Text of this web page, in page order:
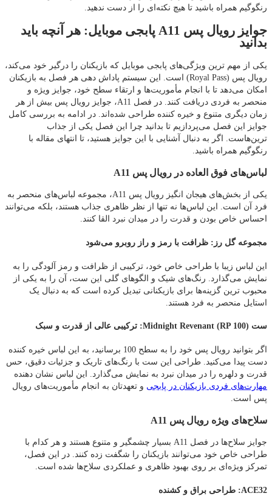
رنگوگیم همراه باشید تا هیچ نکته‌ای را از دست ندهید.
جوایز رویال پس A11 پابجی موبایل: هر آنچه باید
بدانید
یکی از مهم‌ ترین ویژگی‌های پابجی موبایل که بازیکنان را درگیر خود می‌کند،
رویال پس (Royal Pass) است. این سیستم پاداش‌ دهی هر فصل به بازیکنان
امکان می‌دهد تا با انجام مأموریت‌ها و ارتقاء سطح خود، جوایز ویژه و
منحصر به‌ فردی دریافت کنند. در فصل A11، جوایز رویال پس بیش از هر
زمان دیگری متنوع و خیره‌ کننده طراحی شده‌اند. در ادامه به بررسی کامل
جوایز این فصل می‌پردازیم تا بدانید چرا این فصل یکی از جذاب‌
ترین‌هاست. اگر به دنبال آشنایی با این جوایز هستید، تا انتهای مقاله با
رنگوگیم همراه باشید.
لباس‌های فوق‌ العاده در رویال پس A11
یکی از بخش‌های هیجان‌ انگیز رویال پس A11، مجموعه لباس‌های منحصر به‌
فرد آن است. این لباس‌ها نه تنها از نظر ظاهری جذاب هستند، بلکه می‌توانند
احساس خاص بودن و قدرت را در میدان نبرد القا کنند.
مجموعه گل رز: ظرافت با رمز و راز روبرو می‌شود
این لباس زیبا با طراحی خاص خود، ترکیبی از ظرافت و رمز آلودگی را به
نمایش می‌گذارد. رنگ‌های شیک و الگوهای گلی این ست، آن را به یکی از
محبوب‌ ترین گزینه‌ها برای بازیکنانی تبدیل کرده است که به دنبال یک
استایل منحصر به‌ فرد هستند.
ست Midnight Revenant (RP 100): ترکیبی عالی از قدرت و سبک
اگر بتوانید رویال پس خود را به سطح 100 برسانید، به این لباس خیره‌ کننده
دست پیدا می‌کنید. طراحی این ست با رنگ‌های تاریک و جزئیات دقیق، حس
قدرت و دلهره را در میدان نبرد به نمایش می‌گذارد. این لباس نشان‌ دهنده
مهارت‌های فردی بازیکنان در پابجی و تعهدتان به انجام مأموریت‌های رویال
پس است.
سلاح‌های ویژه رویال پس A11
جوایز سلاح‌ها در فصل A11 بسیار چشمگیر و متنوع هستند و هر کدام با
طراحی خاص خود می‌توانند بازیکنان را شگفت‌ زده کنند. در این فصل،
تمرکز ویژه‌ای بر روی بهبود ظاهری و عملکردی سلاح‌ها شده است.
ACE32: طراحی براق و کشنده